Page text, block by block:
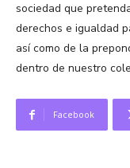
sociedad que
derechos e igualdad
así como de la
dentro de nuestro
Facebook